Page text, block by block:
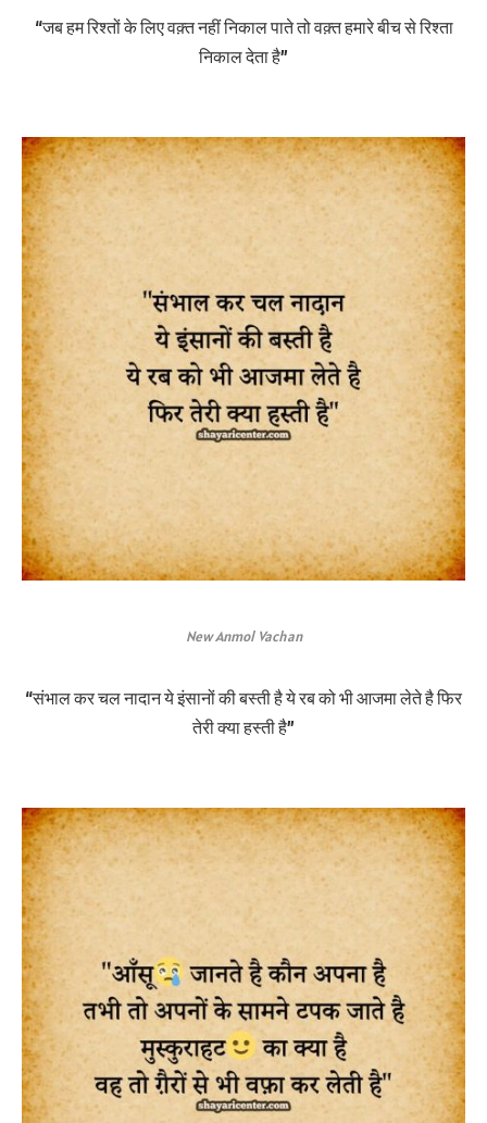
“जब हम रिश्तों के लिए वक़्त नहीं निकाल पाते तो वक़्त हमारे बीच से रिश्ता
निकाल देता है”
New Anmol Vachan
“संभाल कर चल नादान ये इंसानों की बस्ती है ये रब को भी आजमा लेते है फिर
तेरी क्या हस्ती है”